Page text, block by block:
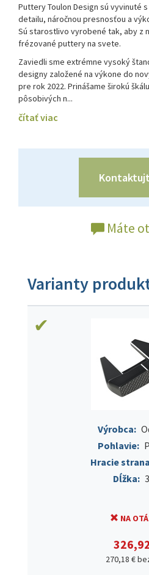
Puttery Toulon Design sú vyvinuté
detailu, náročnou presnosťou a
Sú starostlivo vyrobené tak, aby z
frézované puttery na svete.
Zaviedli sme extrémne vysoký
designy založené na výkone do
pre rok 2022. Prinášame širokú
pôsobivých n...
čítať viac
Máte
Varianty
Výrobca:
Pohlavie:
Hracie
Dĺžka:
NA
270,18 €